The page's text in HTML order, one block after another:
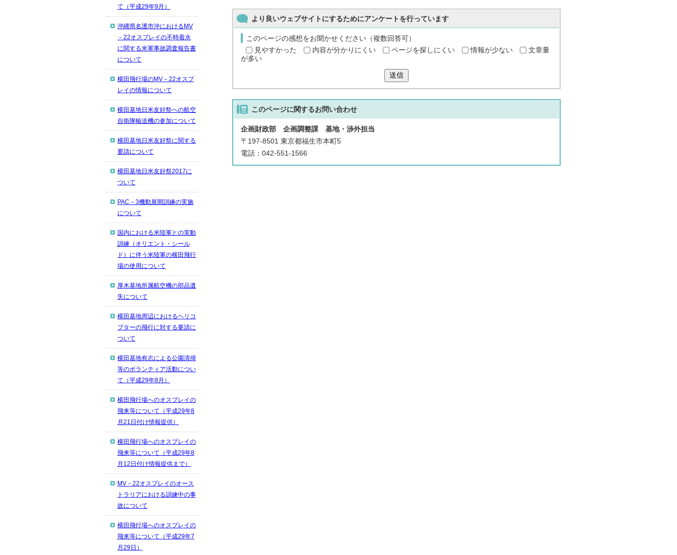
より良いウェブサイトにするためにアンケートを行っています
このページの感想をお聞かせください（複数回答可）
見やすかった
内容が分かりにくい ページを探しにくい 情報が少ない
文章量
が多い
送信
このページに関するお問い合わせ
企画財政部 企画調整課 基地・渉外担当
〒197-8501 東京都福生市本町5
電話：042-551-1566
て（平成29年9月）
沖縄県名護市沖におけるMV
－22オスプレイの不時着水
に関する米軍事故調査報告書
について
横田飛行場のMV－22オスプ
レイの情報について
横田基地日米友好祭への航空
自衛隊輸送機の参加について
横田基地日米友好祭に関する
要請について
横田基地日米友好祭2017に
ついて
PAC－3機動展開訓練の実施
について
国内における米陸軍との実動
訓練（オリエント・シール
ド）に伴う米陸軍の横田飛行
場の使用について
厚木基地所属航空機の部品遺
失について
横田基地周辺におけるヘリコ
プターの飛行に対する要請に
ついて
横田基地有志による公園清掃
等のボランティア活動につい
て（平成29年8月）
横田飛行場へのオスプレイの
飛来等について（平成29年8
月21日付け情報提供）
横田飛行場へのオスプレイの
飛来等について（平成29年8
月12日付け情報提供まで）
MV－22オスプレイのオース
トラリアにおける訓練中の事
故について
横田飛行場へのオスプレイの
飛来等について（平成29年7
月29日）